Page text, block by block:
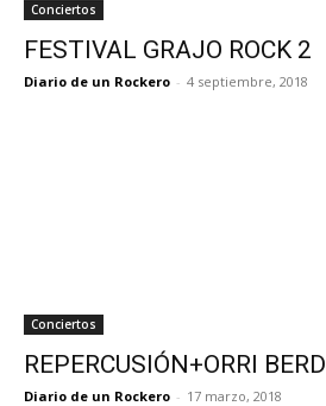
Conciertos
FESTIVAL GRAJO ROCK 2
Diario de un Rockero - 4 septiembre, 2018
Conciertos
REPERCUSIÓN+ORRI
Diario de un Rockero - 17 marzo, 2018